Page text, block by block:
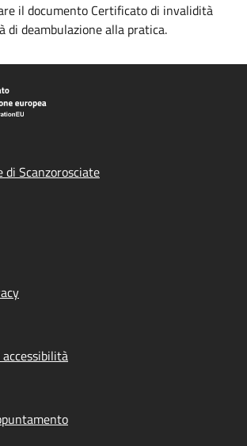
il documento Certificato di invalidità
di deambulazione alla pratica.
di Scanzorosciate